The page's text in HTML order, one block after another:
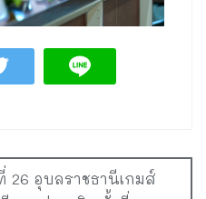
26 อุบลราชธานีเกมส์